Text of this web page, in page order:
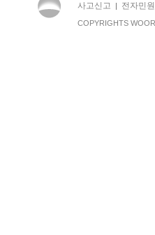
사고신고 | 전자민
COPYRIGHTS